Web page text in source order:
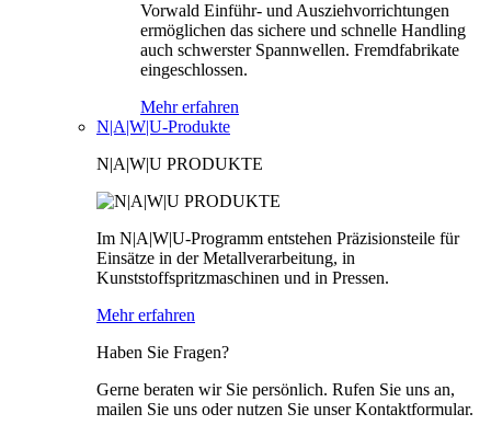
Vorwald Einführ- und Ausziehvorrichtungen
ermöglichen das sichere und schnelle Handling
auch schwerster Spannwellen. Fremdfabrikate
eingeschlossen.
Mehr erfahren
N|A|W|U-Produkte
N|A|W|U PRODUKTE
Im N|A|W|U-Programm entstehen Präzisionsteile für
Einsätze in der Metallverarbeitung, in
Kunststoffspritzmaschinen und in Pressen.
Mehr erfahren
Haben Sie Fragen?
Gerne beraten wir Sie persönlich. Rufen Sie uns an,
mailen Sie uns oder nutzen Sie unser Kontaktformular.